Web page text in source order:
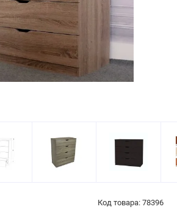
Код товара: 78396